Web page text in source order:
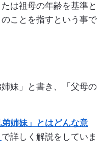
は祖母の年齢を基準と
ことを指すという事で
妹」と書き、「父母の
弟姉妹」とはどんな意
で詳しく解説をしていま